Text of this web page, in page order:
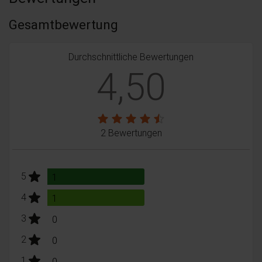
Gesamtbewertung
Durchschnittliche Bewertungen
4,50
2 Bewertungen
5 stars: 1
Bewertungen
4stars: 1Bewertungen
3 stars: 0
Bewertungen
2 stars: 0
Bewertungen
stars: